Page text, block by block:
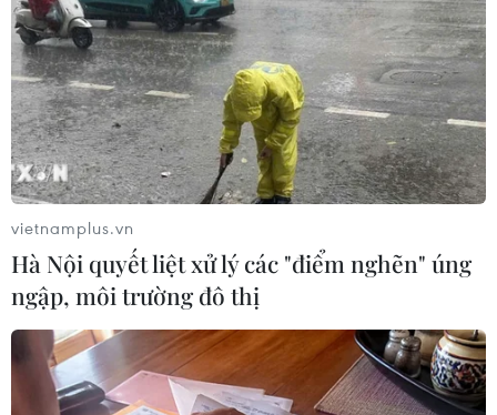
Mỹ và Hàn Quốc lên kế hoạch tập trận bắn
đạn thật quy mô lớn nhất
vietnamplus.vn
Hà Nội quyết liệt xử lý các "điểm nghẽn" úng
ngập, môi trường đô thị